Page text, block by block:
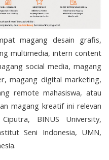
magang desain grafis,
multimedia, intern content
social media, magang
magang digital marketing,
remote mahasiswa, atau
magang kreatif ini relevan
BINUS University,
Seni Indonesia, UMN,